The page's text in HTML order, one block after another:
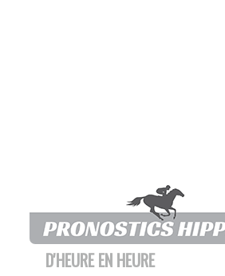
D'HEURE EN HEURE